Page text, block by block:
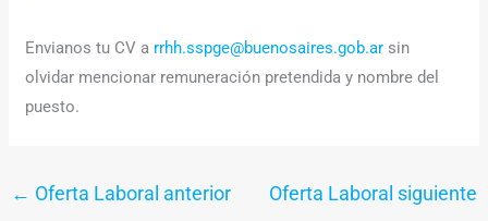
Envianos tu CV a rrhh.sspge@buenosaires.gob.ar sin
olvidar mencionar remuneración pretendida y nombre del
puesto.
← Oferta Laboral anterior
Oferta Laboral siguiente